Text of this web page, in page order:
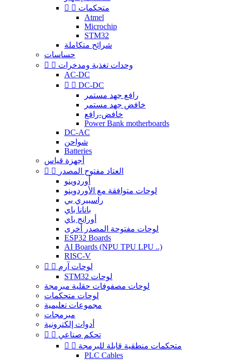
  متحكمات
Atmel
Microchip
STM32
شرائح متكاملة
حساسات
  وحدات تغذية ومدخرات
AC-DC
  DC-DC
رافع جهد مستمر
خافض جهد مستمر
خافض-رافع
Power Bank motherboards
DC-AC
شواحن
Batteries
أجهزة قياس
 
العتاد مفتوح المصدر
أوردوينو
لوحات متوافقة مع الأوردوينو
راسبيري بي
بانانا باي
أورانج باي
لوحات مفتوحة المصدر أخرى
ESP32 Boards
AI Boards (NPU TPU LPU ..)
RISC-V
  لوحات آرم
STM32 لوحات
لوحات مصفوفات حقلية مبرمجة
لوحات متحكمات
مجموعات تعليمية
مبرمجات
أدوات إلكترونية
  تحكم صناعي
  متحكمات منطقية قابلة للبرمجة
PLC Cables